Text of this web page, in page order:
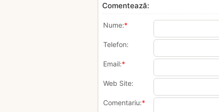
Comentează:
Nume:*
Telefon:
Email:*
Web Site:
Comentariu:*